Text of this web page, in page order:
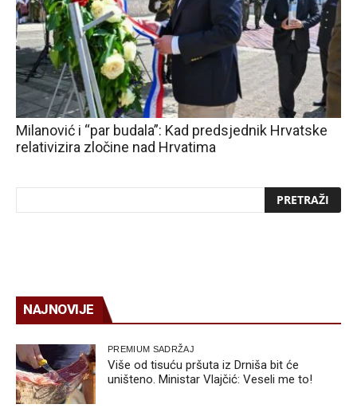
Milanović i “par budala”: Kad predsjednik Hrvatske
relativizira zločine nad Hrvatima
NAJNOVIJE
PREMIUM SADRŽAJ
Više od tisuću pršuta iz Drniša bit će
uništeno. Ministar Vlajčić: Veseli me to!